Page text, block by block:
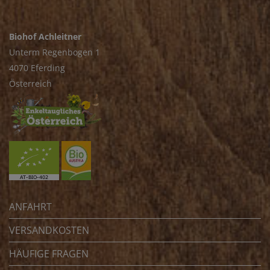
Biohof Achleitner
Unterm Regenbogen 1
4070 Eferding
Österreich
ANFAHRT
VERSANDKOSTEN
HÄUFIGE FRAGEN